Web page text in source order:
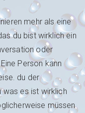
mehr als eine
du bist wirklich ein
oder
Person kann
du der
was es ist wirklich
müssen